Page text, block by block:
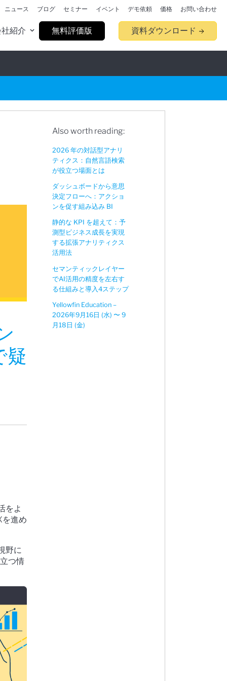
紹介 無料評価版 資料ダウンロード
ニュース ブログ セミナー イベント デモ依頼 価格 お問い合わせ
疑
をよ
を進め
野に
つ情
Also worth reading:
2026 年の対話型アナリ
ティクス：自然言語検索
が役立つ場面とは
ダッシュボードから意思
決定フローへ：アクショ
ンを促す組み込み BI
静的な KPI を超えて：予
測型ビジネス成長を実現
する拡張アナリティクス
活用法
セマンティックレイヤー
でAI活用の精度を左右す
る仕組みと導入4ステップ
Yellowfin Education –
2026年9月16日 (水) 〜 9
月18日 (金)